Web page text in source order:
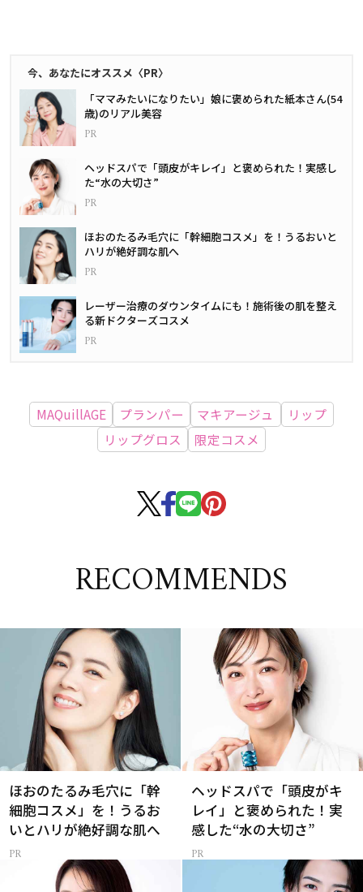
今、あなたにオススメ〈PR〉
「ママみたいになりたい」娘に褒められた紙本さん(54
歳)のリアル美容
ヘッドスパで「頭皮がキレイ」と褒められた！実感し
た“水の大切さ”
ほおのたるみ毛穴に「幹細胞コスメ」を！うるおいと
ハリが絶好調な肌へ
レーザー治療のダウンタイムにも！施術後の肌を整え
る新ドクターズコスメ
MAQuillAGE プランパー マキアージュ
リップ
リップグロス
限定コスメ
RECOMMENDS
ほおのたるみ毛穴に「幹
細胞コスメ」を！うるお
いとハリが絶好調な肌へ
ヘッドスパで「頭皮がキ
レイ」と褒められた！実
感した“水の大切さ”